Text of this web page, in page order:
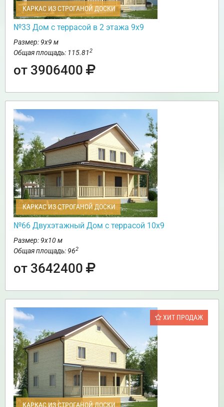
КАРКАС ИЗ СТРОГАНОЙ ДОСКИ
№33 Дом с террасой в 2 этажа 9х9
Размер: 9х9 м
Общая площадь: 115.812
от 3906400
КАРКАС ИЗ СТРОГАНОЙ ДОСКИ
№66 Двухэтажный Дом с террасой 10х9
Размер: 9х10 м
Общая площадь: 962
от 3642400
ХИТ ПРОДАЖ
КАРКАС ИЗ СТРОГАНОЙ ДОСКИ